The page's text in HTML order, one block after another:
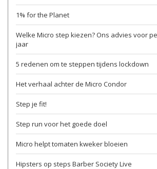
1% for the Planet
Welke Micro step kiezen? Ons advies voor
jaar
5 redenen om te steppen tijdens lockdown
Het verhaal achter de Micro Condor
Step je fit!
Step run voor het goede doel
Micro helpt tomaten kweker bloeien
Hipsters op steps Barber Society Live